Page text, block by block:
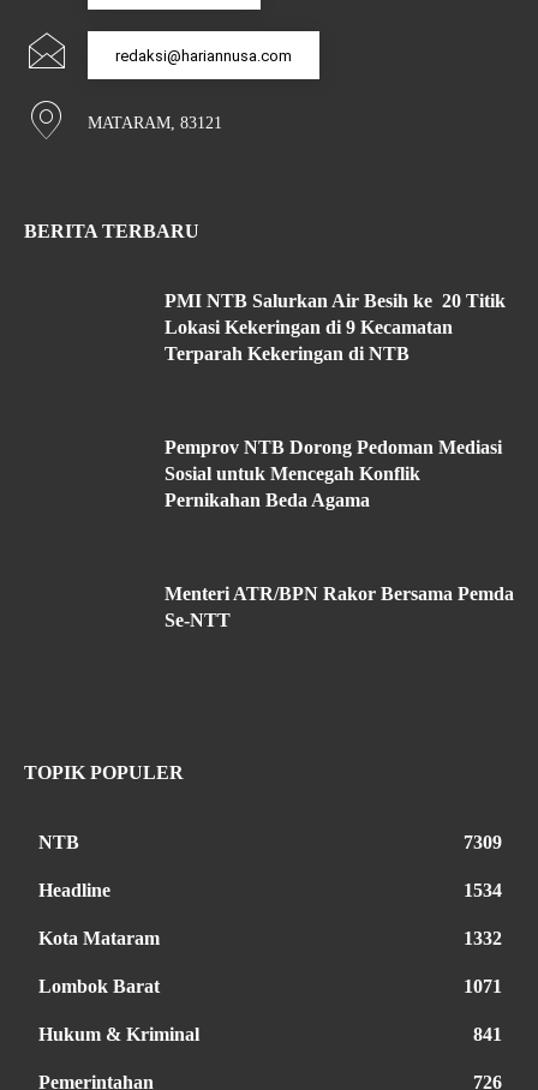
redaksi@hariannusa.com
MATARAM, 83121
BERITA TERBARU
PMI NTB Salurkan Air Besih ke 20 Titik
Lokasi Kekeringan di 9 Kecamatan
Terparah Kekeringan di NTB
Pemprov NTB Dorong Pedoman Mediasi
Sosial untuk Mencegah Konflik
Pernikahan Beda Agama
Menteri ATR/BPN Rakor Bersama Pemda
Se-NTT
TOPIK POPULER
NTB 7309
Headline 1534
Kota Mataram 1332
Lombok Barat 1071
Hukum & Kriminal 841
Pemerintahan 726